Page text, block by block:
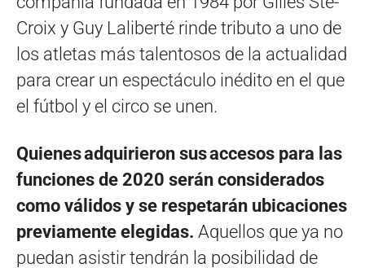
Croix y Guy Laliberté rinde tributo a uno de
los atletas más talentosos de la actualidad
para crear un espectáculo inédito en el que
el fútbol y el circo se unen.
Quienes adquirieron sus accesos para las
funciones de 2020 serán considerados
como válidos y se respetarán ubicaciones
previamente elegidas. Aquellos que ya no
puedan asistir tendrán la posibilidad de